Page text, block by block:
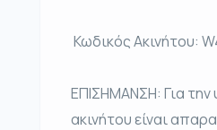
Κωδικός Ακινήτου:
ΕΠΙΣΗΜΑΝΣΗ: Για την
ακινήτου είναι